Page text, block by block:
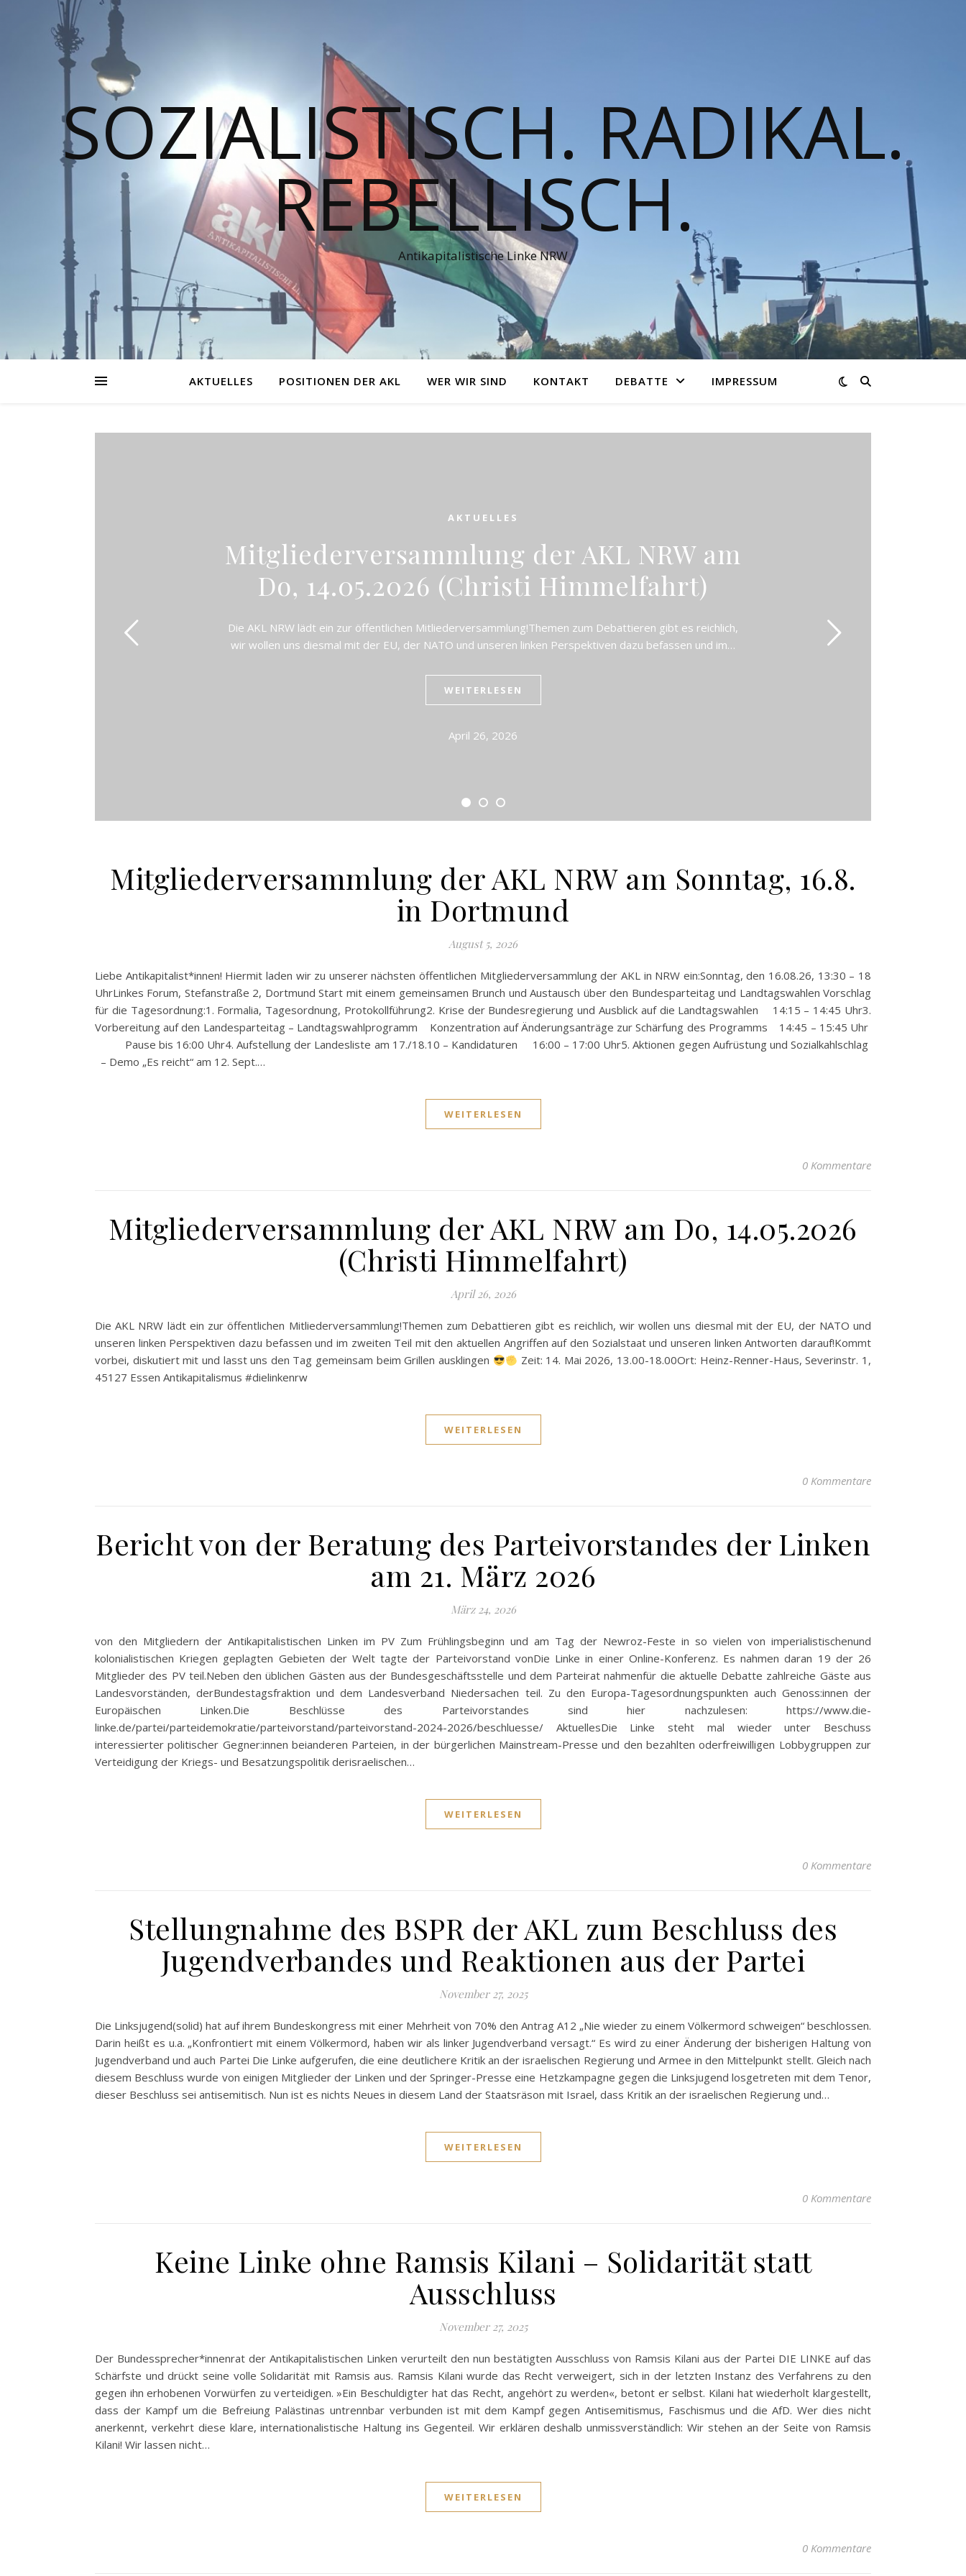
SOZIALISTISCH. RADIKAL.
REBELLISCH.
Antikapitalistische Linke NRW
AKTUELLES POSITIONEN DER AKL WER WIR SIND KONTAKT DEBATTE IMPRESSUM
AKTUELLES
Mitgliederversammlung der AKL NRW am
Do, 14.05.2026 (Christi Himmelfahrt)
Die AKL NRW lädt ein zur öffentlichen Mitliederversammlung!Themen zum Debattieren gibt es reichlich,
wir wollen uns diesmal mit der EU, der NATO und unseren linken Perspektiven dazu befassen und im…
WEITERLESEN
April 26, 2026
Mitgliederversammlung der AKL NRW am Sonntag, 16.8.
in Dortmund
August 5, 2026
Liebe Antikapitalist*innen! Hiermit laden wir zu unserer nächsten öffentlichen Mitgliederversammlung der AKL in NRW ein:Sonntag, den 16.08.26, 13:30 – 18
UhrLinkes Forum, Stefanstraße 2, Dortmund Start mit einem gemeinsamen Brunch und Austausch über den Bundesparteitag und Landtagswahlen Vorschlag
für die Tagesordnung:1. Formalia, Tagesordnung, Protokollführung2. Krise der Bundesregierung und Ausblick auf die Landtagswahlen 14:15 – 14:45 Uhr3.
Vorbereitung auf den Landesparteitag – Landtagswahlprogramm Konzentration auf Änderungsanträge zur Schärfung des Programms 14:45 – 15:45 Uhr
Pause bis 16:00 Uhr4. Aufstellung der Landesliste am 17./18.10 – Kandidaturen 16:00 – 17:00 Uhr5. Aktionen gegen Aufrüstung und Sozialkahlschlag
– Demo „Es reicht“ am 12. Sept.…
WEITERLESEN
0 Kommentare
Mitgliederversammlung der AKL NRW am Do, 14.05.2026
(Christi Himmelfahrt)
April 26, 2026
Die AKL NRW lädt ein zur öffentlichen Mitliederversammlung!Themen zum Debattieren gibt es reichlich, wir wollen uns diesmal mit der EU, der NATO und
unseren linken Perspektiven dazu befassen und im zweiten Teil mit den aktuellen Angriffen auf den Sozialstaat und unseren linken Antworten darauf!Kommt
vorbei, diskutiert mit und lasst uns den Tag gemeinsam beim Grillen ausklingen
Zeit: 14. Mai 2026, 13.00-18.00Ort: Heinz-Renner-Haus, Severinstr. 1,
45127 Essen Antikapitalismus #dielinkenrw
WEITERLESEN
0 Kommentare
Bericht von der Beratung des Parteivorstandes der Linken
am 21. März 2026
März 24, 2026
von den Mitgliedern der Antikapitalistischen Linken im PV Zum Frühlingsbeginn und am Tag der Newroz-Feste in so vielen von imperialistischenund
kolonialistischen Kriegen geplagten Gebieten der Welt tagte der Parteivorstand vonDie Linke in einer Online-Konferenz. Es nahmen daran 19 der 26
Mitglieder des PV teil.Neben den üblichen Gästen aus der Bundesgeschäftsstelle und dem Parteirat nahmenfür die aktuelle Debatte zahlreiche Gäste aus
Landesvorständen, derBundestagsfraktion und dem Landesverband Niedersachen teil. Zu den Europa-Tagesordnungspunkten auch Genoss:innen der
Europäischen Linken.Die Beschlüsse des Parteivorstandes sind hier nachzulesen: https://www.die-
linke.de/partei/parteidemokratie/parteivorstand/parteivorstand-2024-2026/beschluesse/ AktuellesDie Linke steht mal wieder unter Beschuss
interessierter politischer Gegner:innen beianderen Parteien, in der bürgerlichen Mainstream-Presse und den bezahlten oderfreiwilligen Lobbygruppen zur
Verteidigung der Kriegs- und Besatzungspolitik derisraelischen…
WEITERLESEN
0 Kommentare
Stellungnahme des BSPR der AKL zum Beschluss des
Jugendverbandes und Reaktionen aus der Partei
November 27, 2025
Die Linksjugend(solid) hat auf ihrem Bundeskongress mit einer Mehrheit von 70% den Antrag A12 „Nie wieder zu einem Völkermord schweigen“ beschlossen.
Darin heißt es u.a. „Konfrontiert mit einem Völkermord, haben wir als linker Jugendverband versagt.“ Es wird zu einer Änderung der bisherigen Haltung von
Jugendverband und auch Partei Die Linke aufgerufen, die eine deutlichere Kritik an der israelischen Regierung und Armee in den Mittelpunkt stellt. Gleich nach
diesem Beschluss wurde von einigen Mitglieder der Linken und der Springer-Presse eine Hetzkampagne gegen die Linksjugend losgetreten mit dem Tenor,
dieser Beschluss sei antisemitisch. Nun ist es nichts Neues in diesem Land der Staatsräson mit Israel, dass Kritik an der israelischen Regierung und…
WEITERLESEN
0 Kommentare
Keine Linke ohne Ramsis Kilani – Solidarität statt
Ausschluss
November 27, 2025
Der Bundessprecher*innenrat der Antikapitalistischen Linken verurteilt den nun bestätigten Ausschluss von Ramsis Kilani aus der Partei DIE LINKE auf das
Schärfste und drückt seine volle Solidarität mit Ramsis aus. Ramsis Kilani wurde das Recht verweigert, sich in der letzten Instanz des Verfahrens zu den
gegen ihn erhobenen Vorwürfen zu verteidigen. »Ein Beschuldigter hat das Recht, angehört zu werden«, betont er selbst. Kilani hat wiederholt klargestellt,
dass der Kampf um die Befreiung Palästinas untrennbar verbunden ist mit dem Kampf gegen Antisemitismus, Faschismus und die AfD. Wer dies nicht
anerkennt, verkehrt diese klare, internationalistische Haltung ins Gegenteil. Wir erklären deshalb unmissverständlich: Wir stehen an der Seite von Ramsis
Kilani! Wir lassen nicht…
WEITERLESEN
0 Kommentare